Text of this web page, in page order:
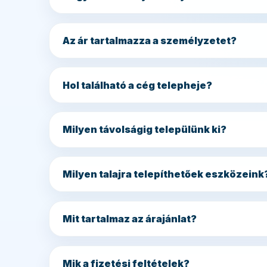
Az ár tartalmazza a személyzetet?
Hol található a cég telepheje?
Milyen távolságig települünk ki?
Milyen talajra telepíthetőek
Mit tartalmaz az árajánlat?
Mik a fizetési feltételek?